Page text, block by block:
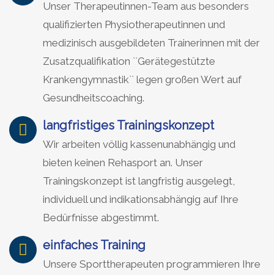
Unser Therapeutinnen-Team aus besonders
qualifizierten Physiotherapeutinnen und
medizinisch ausgebildeten Trainerinnen mit der
Zusatzqualifikation ``Gerätegestützte
Krankengymnastik`` legen großen Wert auf
Gesundheitscoaching.
langfristiges Trainingskonzept
Wir arbeiten völlig kassenunabhängig und
bieten keinen Rehasport an. Unser
Trainingskonzept ist langfristig ausgelegt,
individuell und indikationsabhängig auf Ihre
Bedürfnisse abgestimmt.
einfaches Training
Unsere Sporttherapeuten programmieren Ihre